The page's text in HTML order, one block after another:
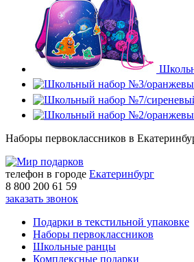
Наборы первоклассников в
телефон в городе Екатеринбург
8 800 200 61 59
заказать звонок
Подарки в текстильной упаковке
Наборы первоклассников
Школьные ранцы
Комплексные подарки